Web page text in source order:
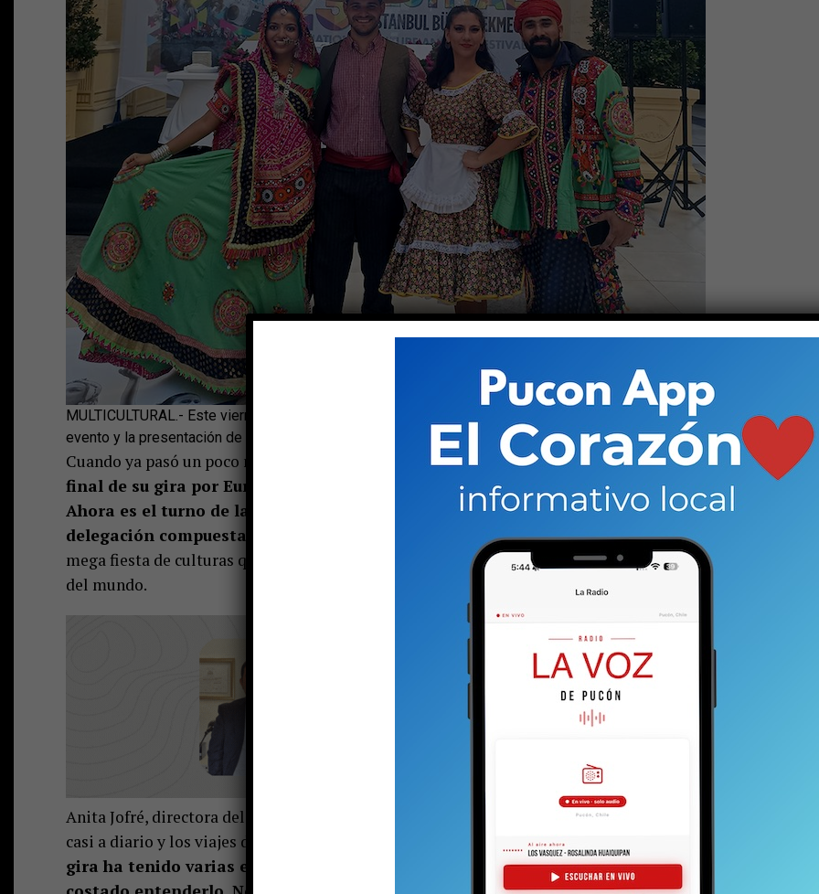
MULTICULTURAL.- Este viernes se realizó la primera actividad oficial del Bafpu en Estambul. Era la inauguración del
evento y la presentación de los países. En la imagen, dos participantes puconinos con dos bailarines de la India.
Cuando ya pasó un poco más de un mes, el Ballet Folclórico de Pucón (Bafpu) dio inicioa la parte
final de su gira por Europa. Esto, luego de protagonizar festivales en Polonia y Macedonia.
Ahora es el turno de la 23 versión del Festival de Büyüçekme en Estambul, Turquía. La
delegación compuesta por 28 personas, principalmente jóvenes,de Pucón será parte de una
mega fiesta de culturas que integran cerca de 30 países, en uno de los eventos de este tipo más grandes
del mundo.
Anita Jofré, directora del Bafpu, comentó a La Voz… que si bien están agotados luego de presentaciones
casi a diario y los viajes de desplazamiento; la experiencia ha sido muy buena para todos.
gira ha tenido varias etapas, distintos festivales, organizaciones y costumbres. Eso igual ha